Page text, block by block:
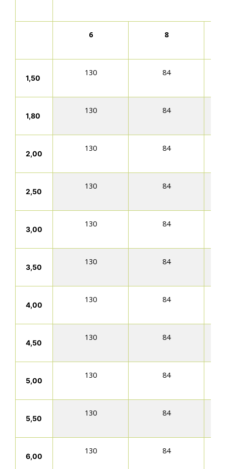
6 8
1,50
130 84
1,80
130 84
2,00
130 84
2,50
130 84
3,00
130 84
3,50
130 84
4,00
130 84
4,50
130 84
5,00
130 84
5,50
130 84
6,00
130 84